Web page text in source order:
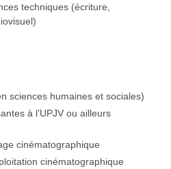
techniques (écriture,
sciences humaines et sociales)
à l’UPJV ou ailleurs
cinématographique
cinématographique